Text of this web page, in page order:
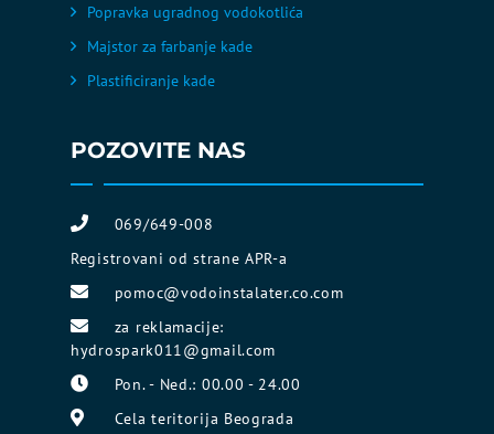
Popravka ugradnog vodokotlića
Majstor za farbanje kade
Plastificiranje kade
POZOVITE NAS
069/649-008
Registrovani od strane APR-a
pomoc@vodoinstalater.co.com
za reklamacije:
hydrospark011@gmail.com
Pon. - Ned.: 00.00 - 24.00
Cela teritorija Beograda